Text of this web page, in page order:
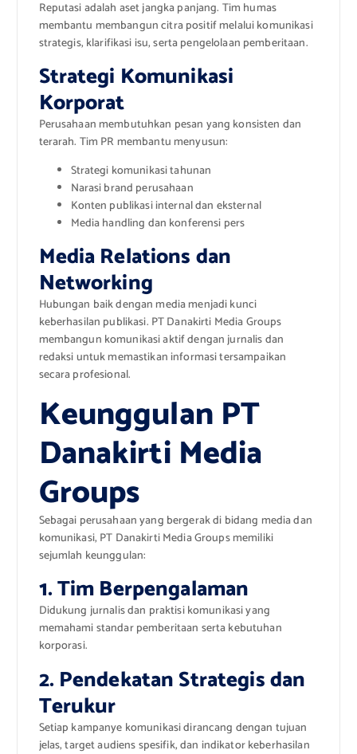
Reputasi adalah aset jangka panjang. Tim humas
membantu membangun citra positif melalui komunikasi
strategis, klarifikasi isu, serta pengelolaan pemberitaan.
Strategi Komunikasi
Korporat
Perusahaan membutuhkan pesan yang konsisten dan
terarah. Tim PR membantu menyusun:
Strategi komunikasi tahunan
Narasi brand perusahaan
Konten publikasi internal dan eksternal
Media handling dan konferensi pers
Media Relations dan
Networking
Hubungan baik dengan media menjadi kunci
keberhasilan publikasi. PT Danakirti Media Groups
membangun komunikasi aktif dengan jurnalis dan
redaksi untuk memastikan informasi tersampaikan
secara profesional.
Keunggulan PT
Danakirti Media
Groups
Sebagai perusahaan yang bergerak di bidang media dan
komunikasi, PT Danakirti Media Groups memiliki
sejumlah keunggulan:
1. Tim Berpengalaman
Didukung jurnalis dan praktisi komunikasi yang
memahami standar pemberitaan serta kebutuhan
korporasi.
2. Pendekatan Strategis dan
Terukur
Setiap kampanye komunikasi dirancang dengan tujuan
jelas, target audiens spesifik, dan indikator keberhasilan